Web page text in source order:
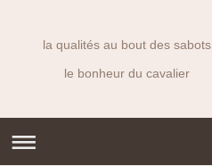
la qualités au bout des sabots
le bonheur du cavalier